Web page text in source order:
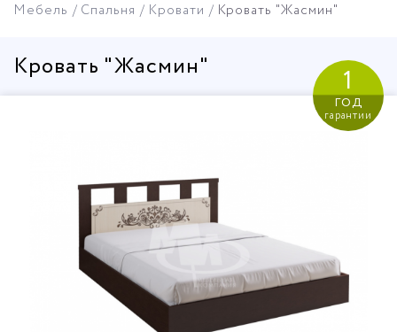
Мебель Спальня Кровати Кровать "Жасмин"
Кровать "Жасмин" 1
год
гарантии